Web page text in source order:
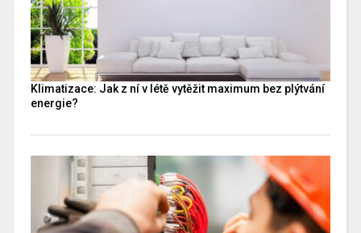
Klimatizace: Jak z ní v létě vytěžit maximum bez plýtvání
energie?